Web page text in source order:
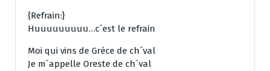
{Refrain:}
Huuuuuuuuu…c´est le refrain
Moi qui vins de Grèce de ch´val
Je m´appelle Oreste de ch´val